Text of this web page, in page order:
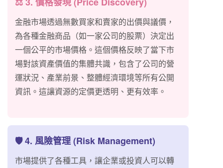
金融市場透過無數買家和賣家的出價與議價，
為各種金融商品（如一家公司的股票）決定出
一個公平的市場價格。這個價格反映了當下市
場對該資產價值的集體共識，包含了公司的營
運狀況、產業前景、整體經濟環境等所有公開
資訊。這讓資源的定價更透明、更有效率。
🛡️ 4. 風險管理 (Risk Management)
市場提供了各種工具，讓企業或投資人可以轉